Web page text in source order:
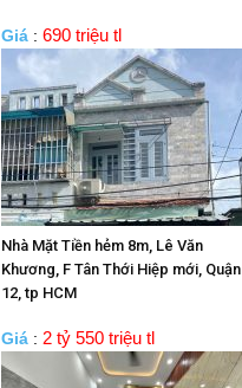
Giá : 690 triệu tl
Nhà Mặt Tiền hẻm 8m, Lê Văn
Khương, F Tân Thới Hiệp mới, Quận
12, tp HCM
Giá : 2 tỷ 550 triệu tl